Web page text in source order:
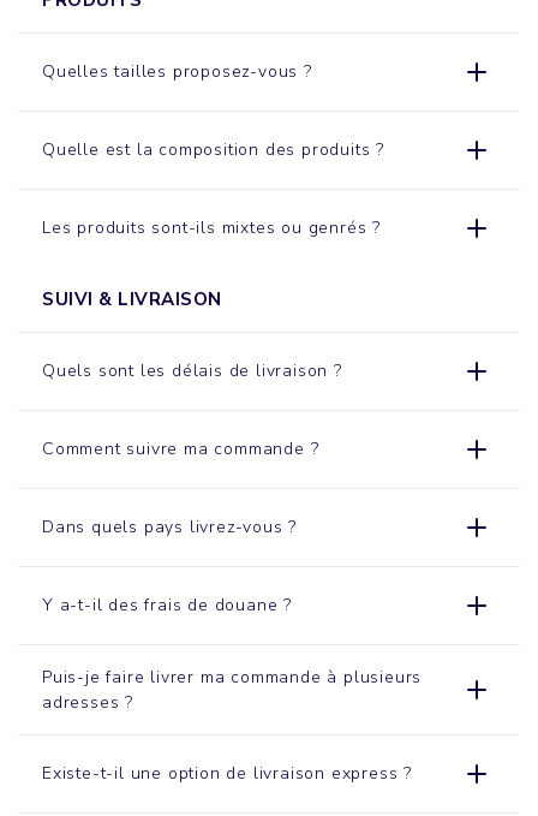
Quelles tailles proposez-vous ?
Quelle est la composition des produits ?
Les produits sont-ils mixtes ou genrés ?
SUIVI & LIVRAISON
Quels sont les délais de livraison ?
Comment suivre ma commande ?
Dans quels pays livrez-vous ?
Y a-t-il des frais de douane ?
Puis-je faire livrer ma commande à plusieurs
adresses ?
Existe-t-il une option de livraison express ?